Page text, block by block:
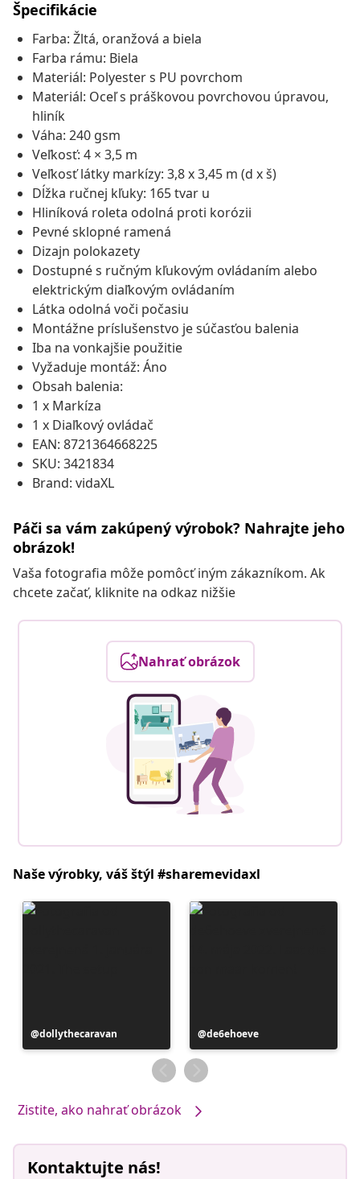
Špecifikácie
Farba: Žltá, oranžová a biela
Farba rámu: Biela
Materiál: Polyester s PU povrchom
Materiál: Oceľ s práškovou povrchovou úpravou,
hliník
Váha: 240 gsm
Veľkosť: 4 × 3,5 m
Veľkosť látky markízy: 3,8 x 3,45 m (d x š)
Dĺžka ručnej kľuky: 165 tvar u
Hliníková roleta odolná proti korózii
Pevné sklopné ramená
Dizajn polokazety
Dostupné s ručným kľukovým ovládaním alebo
elektrickým diaľkovým ovládaním
Látka odolná voči počasiu
Montážne príslušenstvo je súčasťou balenia
Iba na vonkajšie použitie
Vyžaduje montáž: Áno
Obsah balenia:
1 x Markíza
1 x Diaľkový ovládač
EAN: 8721364668225
SKU: 3421834
Brand: vidaXL
Páči sa vám zakúpený výrobok? Nahrajte jeho
obrázok!
Vaša fotografia môže pomôcť iným zákazníkom. Ak
chcete začať, kliknite na odkaz nižšie
Nahrať obrázok
Naše výrobky, váš štýl #sharemevidaxl
Príspevok
zverejnil
dollythecaravan
Príspevok
zverejnil
de6ehoeve
Zistite, ako nahrať obrázok
Kontaktujte nás!